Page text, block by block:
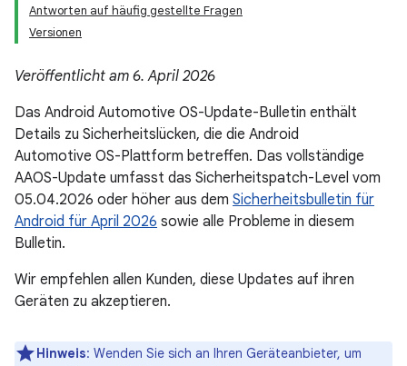
Antworten auf häufig gestellte Fragen
Versionen
Veröffentlicht am 6. April 2026
Das Android Automotive OS-Update-Bulletin enthält
Details zu Sicherheitslücken, die die Android
Automotive OS-Plattform betreffen. Das vollständige
AAOS-Update umfasst das Sicherheitspatch-Level vom
05.04.2026 oder höher aus dem Sicherheitsbulletin für
Android für April 2026 sowie alle Probleme in diesem
Bulletin.
Wir empfehlen allen Kunden, diese Updates auf ihren
Geräten zu akzeptieren.
Hinweis: Wenden Sie sich an Ihren Geräteanbieter, um